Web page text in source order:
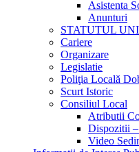
Asistenta
Anunturi
STATUTUL
Cariere
Organizare
Legislatie
Poliţia Locală
Scurt Istoric
Consiliul Local
Atributii
Dispozitii
Video